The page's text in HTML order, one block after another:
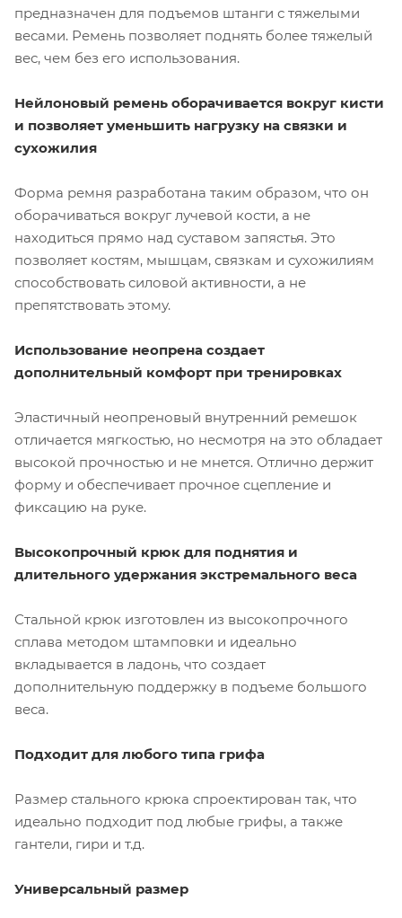
предназначен для подъемов штанги с тяжелыми
весами. Ремень позволяет поднять более тяжелый
вес, чем без его использования.
Нейлоновый ремень оборачивается вокруг кисти
и позволяет уменьшить нагрузку на связки и
сухожилия
Форма ремня разработана таким образом, что он
оборачиваться вокруг лучевой кости, а не
находиться прямо над суставом запястья. Это
позволяет костям, мышцам, связкам и сухожилиям
способствовать силовой активности, а не
препятствовать этому.
Использование неопрена создает
дополнительный комфорт при тренировках
Эластичный неопреновый внутренний ремешок
отличается мягкостью, но несмотря на это обладает
высокой прочностью и не мнется. Отлично держит
форму и обеспечивает прочное сцепление и
фиксацию на руке.
Высокопрочный крюк для поднятия и
длительного удержания экстремального веса
Стальной крюк изготовлен из высокопрочного
сплава методом штамповки и идеально
вкладывается в ладонь, что создает
дополнительную поддержку в подъеме большого
веса.
Подходит для любого типа грифа
Размер стального крюка спроектирован так, что
идеально подходит под любые грифы, а также
гантели, гири и т.д.
Универсальный размер